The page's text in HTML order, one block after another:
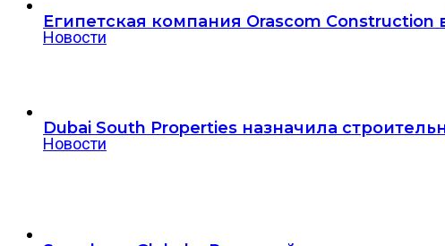
Египетская компания Orascom
Новости
Dubai South Properties назначила
Новости